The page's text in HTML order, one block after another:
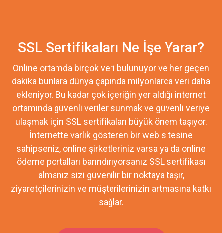
SSL Sertifikaları Ne İşe Yarar?
Online ortamda birçok veri bulunuyor ve her geçen
dakika bunlara dünya çapında milyonlarca veri daha
ekleniyor. Bu kadar çok içeriğin yer aldığı internet
ortamında güvenli veriler sunmak ve güvenli veriye
ulaşmak için SSL sertifikaları büyük önem taşıyor.
İnternette varlık gösteren bir web sitesine
sahipseniz, online şirketleriniz varsa ya da online
ödeme portalları barındırıyorsanız SSL sertifikası
almanız sizi güvenilir bir noktaya taşır,
ziyaretçilerinizin ve müşterilerinizin artmasına katkı
sağlar.